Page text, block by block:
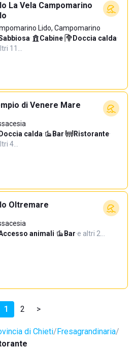
La Vela Campomarino
Lido, Campomarino
· Cabine· Doccia calda·
11…
di Venere Mare
Doccia calda· Bar· Ristorante·
4…
Oltremare
animali· Bar·e altri 2…
1 2 >
di Chieti Fresagrandinaria